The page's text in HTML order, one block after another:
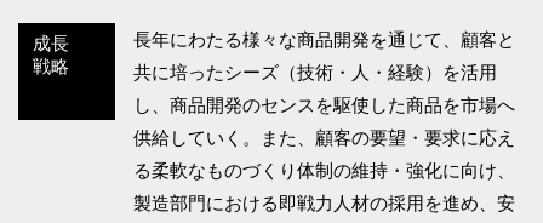
成長
戦略
長年にわたる様々な商品開発を通じて、顧客と
共に培ったシーズ（技術・人・経験）を活用
し、商品開発のセンスを駆使した商品を市場へ
供給していく。また、顧客の要望・要求に応え
る柔軟なものづくり体制の維持・強化に向け、
製造部門における即戦力人材の採用を進め、安